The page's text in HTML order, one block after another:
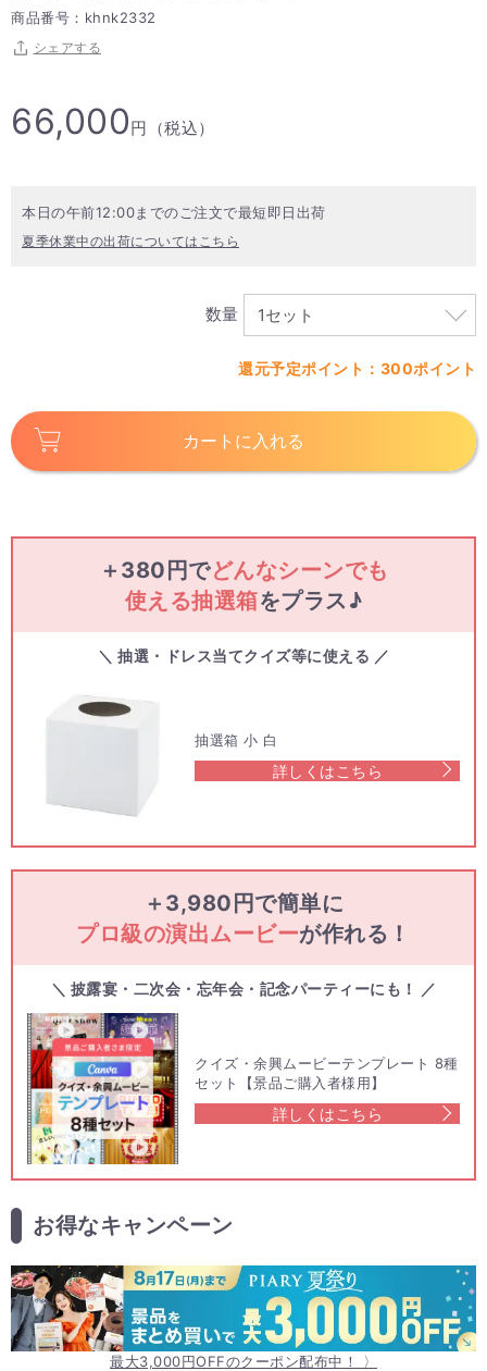
商品番号：khnk2332
シェアする
66,000円（税込）
本日の午前12:00までのご注文で最短即日出荷
夏季休業中の出荷についてはこちら
数量
還元予定ポイント：300ポイント
カートに入れる
＋380円でどんなシーンでも
使える抽選箱をプラス♪
＼ 抽選・ドレス当てクイズ等に使える ／
抽選箱 小 白
詳しくはこちら
＋3,980円で簡単に
プロ級の演出ムービーが作れる！
＼ 披露宴・二次会・忘年会・記念パーティーにも！ ／
クイズ・余興ムービーテンプレート 8種
セット【景品ご購入者様用】
詳しくはこちら
お得なキャンペーン
最大3,000円OFFのクーポン配布中！ 〉